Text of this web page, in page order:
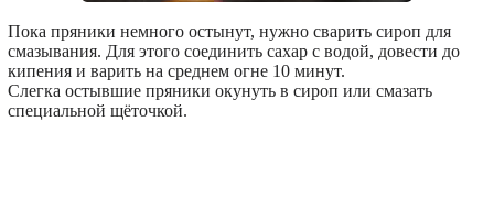
Пока пряники немного остынут, нужно сварить сироп для
смазывания. Для этого соединить сахар с водой, довести до
кипения и варить на среднем огне 10 минут.
Слегка остывшие пряники окунуть в сироп или смазать
специальной щёточкой.